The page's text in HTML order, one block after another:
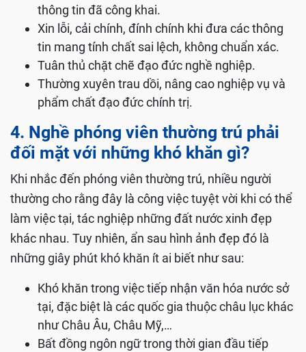
thông tin đã công khai.
Xin lỗi, cải chính, đính chính khi đưa các thông
tin mang tính chất sai lệch, không chuẩn xác.
Tuân thủ chặt chẽ đạo đức nghề nghiệp.
Thường xuyên trau dồi, nâng cao nghiệp vụ và
phẩm chất đạo đức chính trị.
4. Nghề phóng viên thường trú phải
đối mặt với những khó khăn gì?
Khi nhắc đến phóng viên thường trú, nhiều người
thường cho rằng đây là công việc tuyệt vời khi có thể
làm việc tại, tác nghiệp những đất nước xinh đẹp
khác nhau. Tuy nhiên, ẩn sau hình ảnh đẹp đó là
những giây phút khó khăn ít ai biết như sau:
Khó khăn trong việc tiếp nhận văn hóa nước sở
tại, đặc biệt là các quốc gia thuộc châu lục khác
như Châu Âu, Châu Mỹ,…
Bất đồng ngôn ngữ trong thời gian đầu tiếp